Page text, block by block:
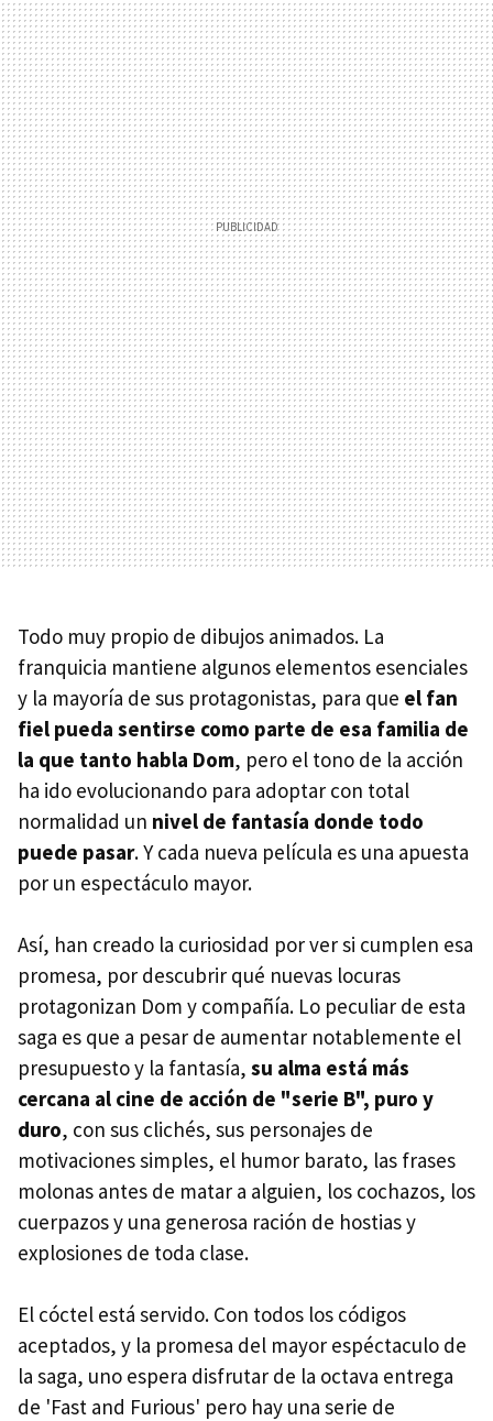
Todo muy propio de dibujos animados. La
franquicia mantiene algunos elementos esenciales
y la mayoría de sus protagonistas, para que el fan
fiel pueda sentirse como parte de esa familia de
la que tanto habla Dom, pero el tono de la acción
ha ido evolucionando para adoptar con total
normalidad un nivel de fantasía donde todo
puede pasar. Y cada nueva película es una apuesta
por un espectáculo mayor.
Así, han creado la curiosidad por ver si cumplen esa
promesa, por descubrir qué nuevas locuras
protagonizan Dom y compañía. Lo peculiar de esta
saga es que a pesar de aumentar notablemente el
presupuesto y la fantasía, su alma está más
cercana al cine de acción de "serie B", puro y
duro, con sus clichés, sus personajes de
motivaciones simples, el humor barato, las frases
molonas antes de matar a alguien, los cochazos, los
cuerpazos y una generosa ración de hostias y
explosiones de toda clase.
El cóctel está servido. Con todos los códigos
aceptados, y la promesa del mayor espéctaculo de
la saga, uno espera disfrutar de la octava entrega
de 'Fast and Furious' pero hay una serie de